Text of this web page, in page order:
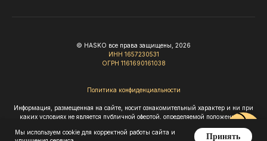
© HASKO все права защищены, 2026
ИНН 1657230531
ОГРН 1161690161038
Политика конфиденциальности
Информация, размещенная на сайте, носит ознакомительный характер и ни при
каких условиях не является публичной офертой, определяемой положениями
Мы используем cookie для корректной работы сайта и
Принять